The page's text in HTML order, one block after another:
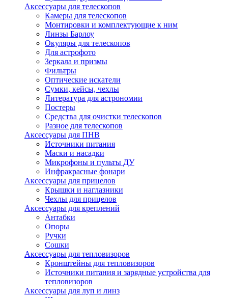
Аксессуары для телескопов
Камеры для телескопов
Монтировки и комплектующие к ним
Линзы Барлоу
Окуляры для телескопов
Для астрофото
Зеркала и призмы
Фильтры
Оптические искатели
Сумки, кейсы, чехлы
Литература для астрономии
Постеры
Средства для очистки телескопов
Разное для телескопов
Аксессуары для ПНВ
Источники питания
Маски и насадки
Микрофоны и пульты ДУ
Инфракрасные фонари
Аксессуары для прицелов
Крышки и наглазники
Чехлы для прицелов
Аксессуары для креплений
Антабки
Опоры
Ручки
Сошки
Аксессуары для тепловизоров
Кронштейны для тепловизоров
Источники питания и зарядные устройства для
тепловизоров
Аксессуары для луп и линз